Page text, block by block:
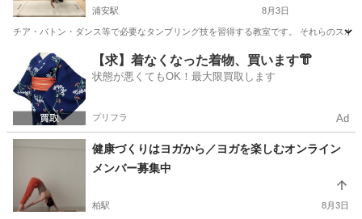
浦安駅 8月3日
チア・バトン・ダンス等で必要なタンブリング技を習得する教室です。 それらのス
千葉 浦安市 浦安駅 スポーツ タンブリング
【求】着なくなった着物、買います👘
状態が悪くてもOK！最大限買取します
プリフラ Ad
健康づくりはヨガから／ヨガを楽しむオンライン
メンバー募集中
柏駅 8月3日